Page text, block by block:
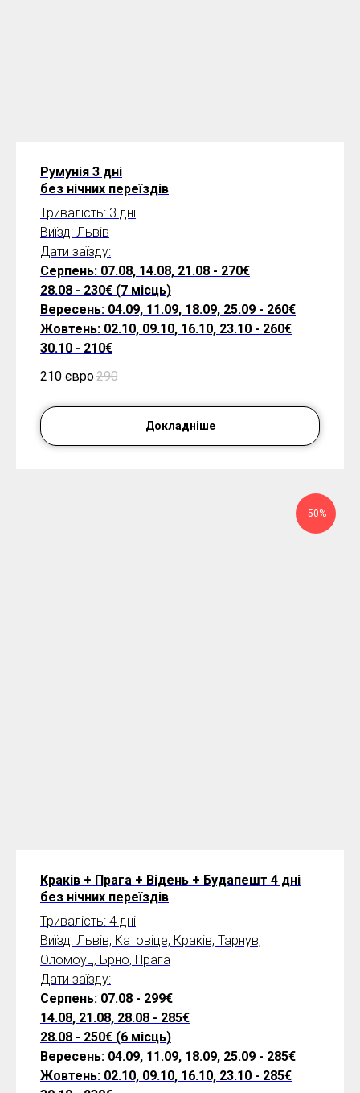
Румунія 3 дні
без нічних переїздів
Тривалість: 3 дні
Виїзд: Львів
Дати заїзду:
Серпень: 07.08, 14.08, 21.08 - 270€
28.08 - 230€ (7 місць)
Вересень: 04.09, 11.09, 18.09, 25.09 - 260€
Жовтень: 02.10, 09.10, 16.10, 23.10 - 260€
30.10 - 210€
210 євро290
Докладніше
-50%
Краків + Прага + Відень + Будапешт 4 дні
без нічних переїздів
Тривалість: 4 дні
Виїзд: Львів, Катовіце, Краків, Тарнув,
Оломоуц, Брно, Прага
Дати заїзду:
Серпень: 07.08 - 299€
14.08, 21.08, 28.08 - 285€
28.08 - 250€ (6 місць)
Вересень: 04.09, 11.09, 18.09, 25.09 - 285€
Жовтень: 02.10, 09.10, 16.10, 23.10 - 285€